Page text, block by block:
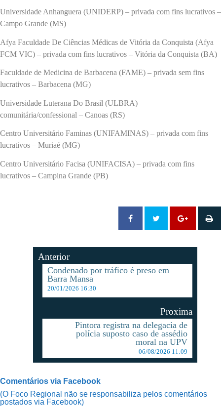
Universidade Anhanguera (UNIDERP) – privada com fins lucrativos –
Campo Grande (MS)
Afya Faculdade De Ciências Médicas de Vitória da Conquista (Afya
FCM VIC) – privada com fins lucrativos – Vitória da Conquista (BA)
Faculdade de Medicina de Barbacena (FAME) – privada sem fins
lucrativos – Barbacena (MG)
Universidade Luterana Do Brasil (ULBRA) –
comunitária/confessional – Canoas (RS)
Centro Universitário Faminas (UNIFAMINAS) – privada com fins
lucrativos – Muriaé (MG)
Centro Universitário Facisa (UNIFACISA) – privada com fins
lucrativos – Campina Grande (PB)
Anterior
Condenado por tráfico é preso em
Barra Mansa
20/01/2026 16:30
Proxima
Pintora registra na delegacia de
polícia suposto caso de assédio
moral na UPV
06/08/2026 11:09
Comentários via Facebook
(O Foco Regional não se responsabiliza pelos comentários
postados via Facebook)